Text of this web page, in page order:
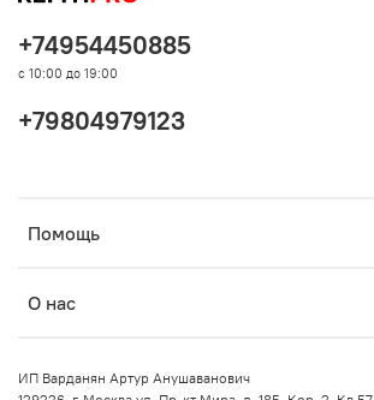
Помощь
О нас
+74954450885
с 10:00 до 19:00
+79804979123
ИП Варданян Артур Анушаванович